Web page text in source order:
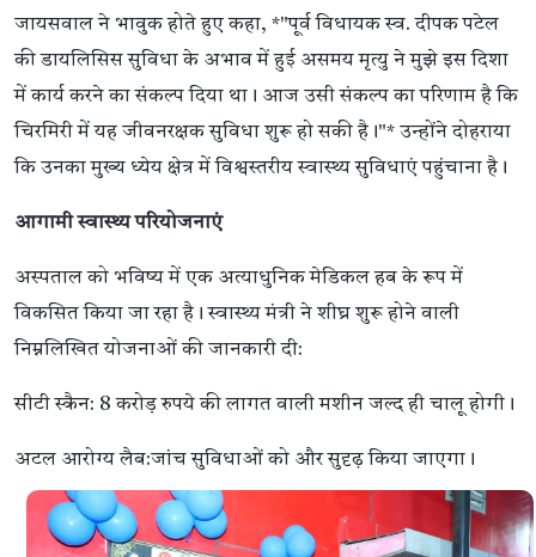
जायसवाल ने भावुक होते हुए कहा, *"पूर्व विधायक स्व. दीपक पटेल
की डायलिसिस सुविधा के अभाव में हुई असमय मृत्यु ने मुझे इस दिशा
में कार्य करने का संकल्प दिया था। आज उसी संकल्प का परिणाम है कि
चिरमिरी में यह जीवनरक्षक सुविधा शुरू हो सकी है।"* उन्होंने दोहराया
कि उनका मुख्य ध्येय क्षेत्र में विश्वस्तरीय स्वास्थ्य सुविधाएं पहुंचाना है।
आगामी स्वास्थ्य परियोजनाएं
अस्पताल को भविष्य में एक अत्याधुनिक मेडिकल हब के रूप में
विकसित किया जा रहा है। स्वास्थ्य मंत्री ने शीघ्र शुरू होने वाली
निम्नलिखित योजनाओं की जानकारी दी:
सीटी स्कैन: 8 करोड़ रुपये की लागत वाली मशीन जल्द ही चालू होगी।
अटल आरोग्य लैब:जांच सुविधाओं को और सुदृढ़ किया जाएगा।